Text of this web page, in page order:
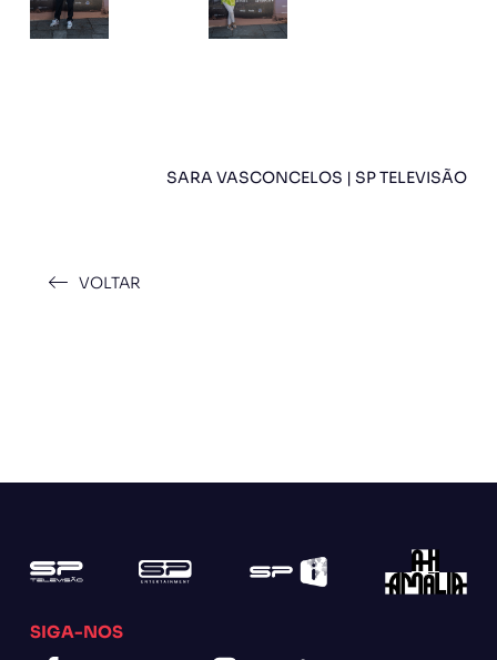
SARA VASCONCELOS | SP TELEVISÃO
VOLTAR
SIGA-NOS